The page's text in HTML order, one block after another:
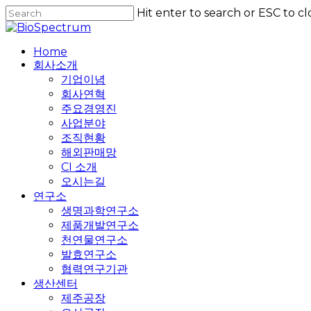
Skip
to
content
Hit enter to search or ESC to
Close
Home
회사소개
기업이념
회사연혁
주요경영진
사업분야
조직현황
해외판매망
CI 소개
오시는길
연구소
생명과학연구소
제품개발연구소
천연물연구소
발효연구소
협력연구기관
생산센터
제주공장